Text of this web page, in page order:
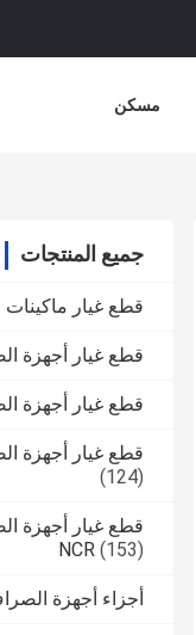
مسكن
جميع المنتجات
قطع غيار ماكينات
قطع غيار أجهزة
قطع غيار أجهزة
قطع غيار أجهزة
(124)
قطع غيار أجهزة
NCR (153)
أجزاء أجهزة